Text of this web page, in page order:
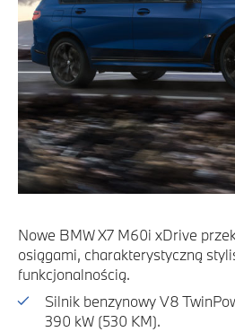
Nowe BMW X7 M60i xDrive
osiągami, charakterystyczną
funkcjonalnością.
Silnik benzynowy V8
390 kW (530 KM).